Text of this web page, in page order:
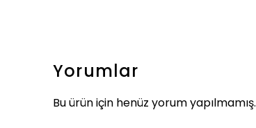
Yorumlar
Bu ürün için henüz yorum yapılmamış.